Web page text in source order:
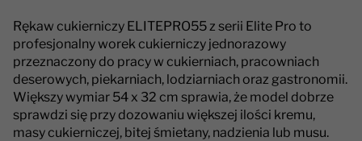
Rękaw cukierniczy ELITEPRO55 z serii Elite Pro to
profesjonalny worek cukierniczy jednorazowy
przeznaczony do pracy w cukierniach, pracowniach
deserowych, piekarniach, lodziarniach oraz gastronomii.
Większy wymiar 54 x 32 cm sprawia, że model dobrze
sprawdzi się przy dozowaniu większej ilości kremu,
masy cukierniczej, bitej śmietany, nadzienia lub musu.